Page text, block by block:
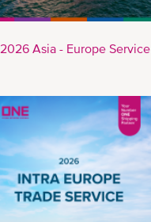
2026 Asia - Europe Service